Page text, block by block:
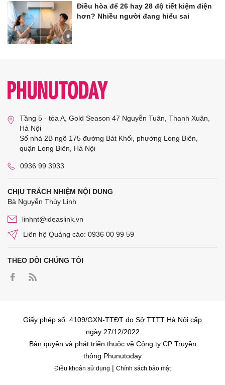
Điều hòa để 26 hay 28 độ tiết kiệm điện
hơn? Nhiều người đang hiểu sai
Tầng 5 - tòa A, Gold Season 47 Nguyễn Tuân, Thanh Xuân,
Hà Nội
Số nhà 2B ngõ 175 đường Bát Khối, phường Long Biên,
quận Long Biên, Hà Nội
0936 99 3933
CHỊU TRÁCH NHIỆM NỘI DUNG
Bà Nguyễn Thùy Linh
linhnt@ideaslink.vn
Liên hệ Quảng cáo: 0936 00 99 59
THEO DÕI CHÚNG TÔI
Giấy phép số: 4109/GXN-TTĐT do Sở TTTT Hà Nội cấp
ngày 27/12/2022
Bản quyền và phát triển thuộc về Công ty CP Truyền
thông Phunutoday
Điều khoản sử dụng | Chính sách bảo mật